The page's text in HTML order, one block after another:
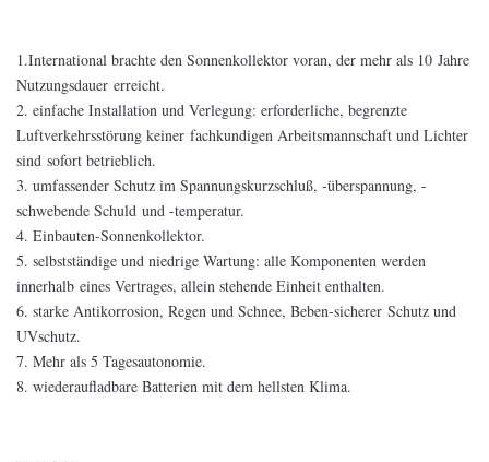
1.International brachte den Sonnenkollektor voran, der mehr als 10 Jahre
Nutzungsdauer erreicht.
2. einfache Installation und Verlegung: erforderliche, begrenzte
Luftverkehrsstörung keiner fachkundigen Arbeitsmannschaft und Lichter
sind sofort betrieblich.
3. umfassender Schutz im Spannungskurzschluß, -überspannung, -
schwebende Schuld und -temperatur.
4. Einbauten-Sonnenkollektor.
5. selbstständige und niedrige Wartung: alle Komponenten werden
innerhalb eines Vertrages, allein stehende Einheit enthalten.
6. starke Antikorrosion, Regen und Schnee, Beben-sicherer Schutz und
UVschutz.
7. Mehr als 5 Tagesautonomie.
8. wiederaufladbare Batterien mit dem hellsten Klima.